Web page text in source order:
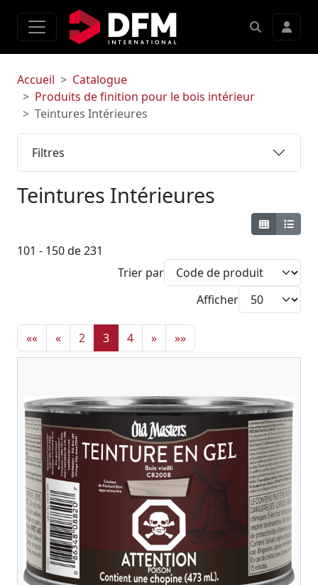
Filtres
Accueil
Catalogue
Produits de finition pour le bois intérieur
Teintures Intérieures
Teintures Intérieures
101 - 150 de 231
Trier par
Afficher
«« « 2 3 4 » »»